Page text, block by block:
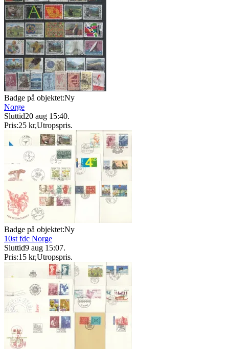
Badge på objektet:Ny
Norge
Sluttid20 aug 15:40.
Pris:25 kr,Utropspris.
Badge på objektet:Ny
10st fdc Norge
Sluttid9 aug 15:07.
Pris:15 kr,Utropspris.